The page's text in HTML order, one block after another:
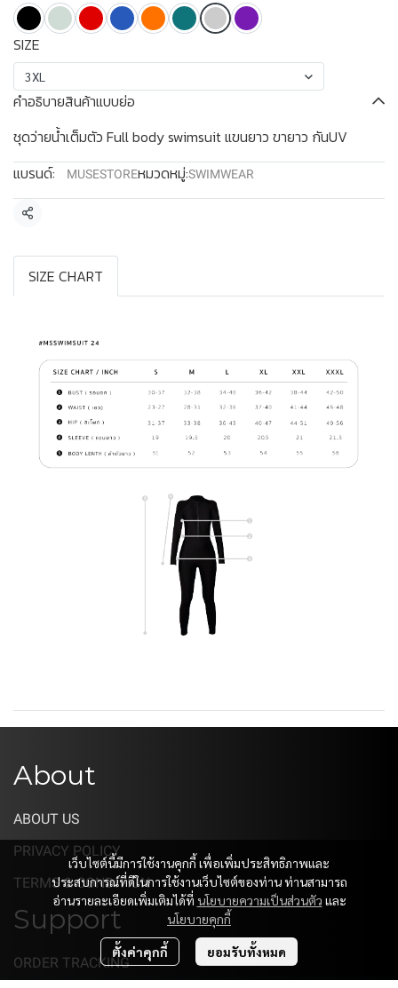
SIZE
3XL
คำอธิบายสินค้าแบบย่อ
ชุดว่ายน้ำเต็มตัว Full body swimsuit แขนยาว ขายาว กันUV
แบรนด์:
MUSESTOREหมวดหมู่:SWIMWEAR
แชร์
SIZE CHART
เว็บไซต์นี้มีการใช้งานคุกกี้ เพื่อเพิ่มประสิทธิภาพและ
ประสบการณ์ที่ดีในการใช้งานเว็บไซต์ของท่าน ท่านสามารถ
อ่านรายละเอียดเพิ่มเติมได้ที่ นโยบายความเป็นส่วนตัว และ
นโยบายคุกกี้
ตั้งค่าคุกกี้ ยอมรับทั้งหมด
About
ABOUT US
PRIVACY POLICY
TERMS & CONDITION
Support
ORDER TRACKING